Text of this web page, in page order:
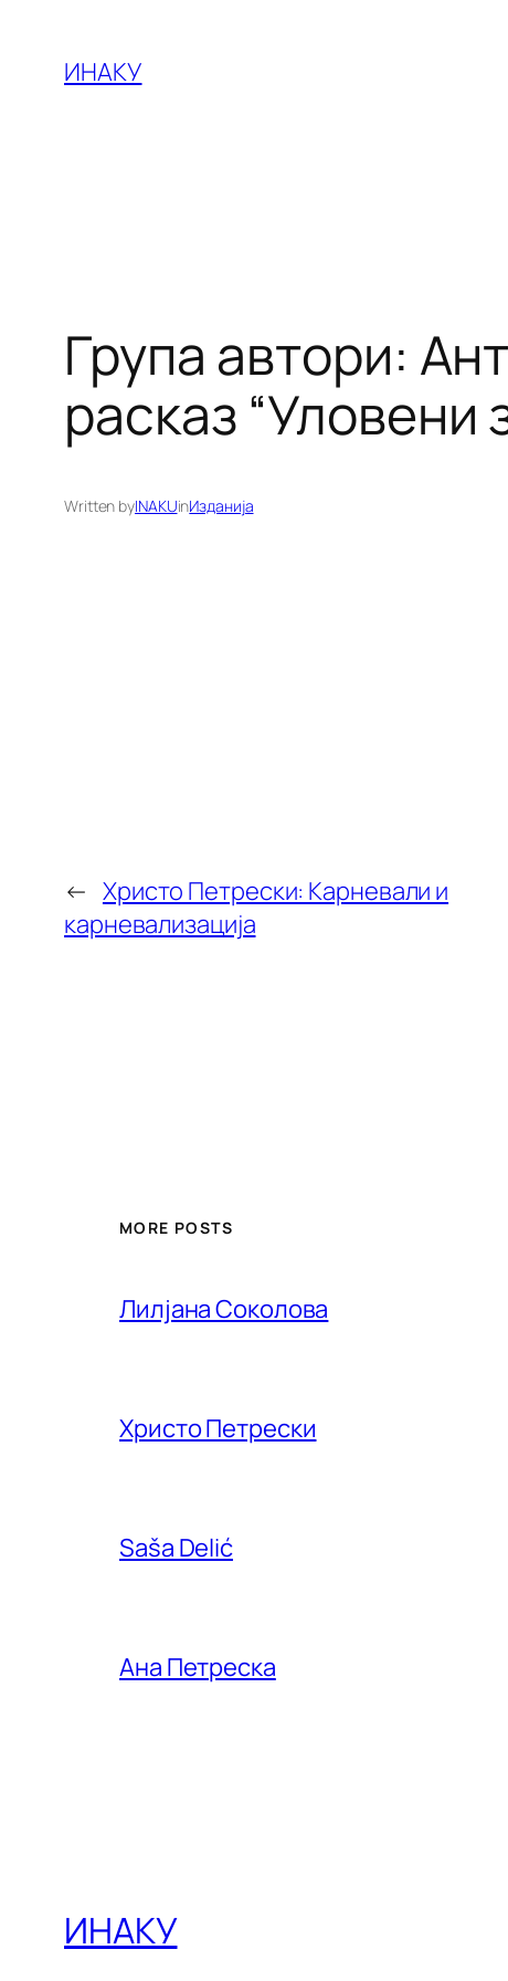
содржината
ИНАКУ
Група автори:
расказ “Уловени
Written byINAKUinИзданија
← Христо Петрески: Карневали и
карневализација
MORE POSTS
Лилjана Соколова
Христо Петрески
Saša Delić
Ана Петреска
ИНАКУ